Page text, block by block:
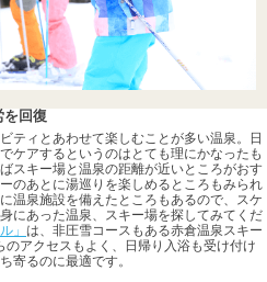
を回復
ティとあわせて楽しむことが多い温泉。日
ケアするというのはとても理にかなったも
スキー場と温泉の距離が近いところがおす
のあとに湯巡りを楽しめるところもみられ
温泉施設を備えたところもあるので、スケ
にあった温泉、スキー場を探してみてくだ
」 は、非圧雪コースもある赤倉温泉スキー
アクセスもよく、日帰り入浴も受け付け
寄るのに最適です。